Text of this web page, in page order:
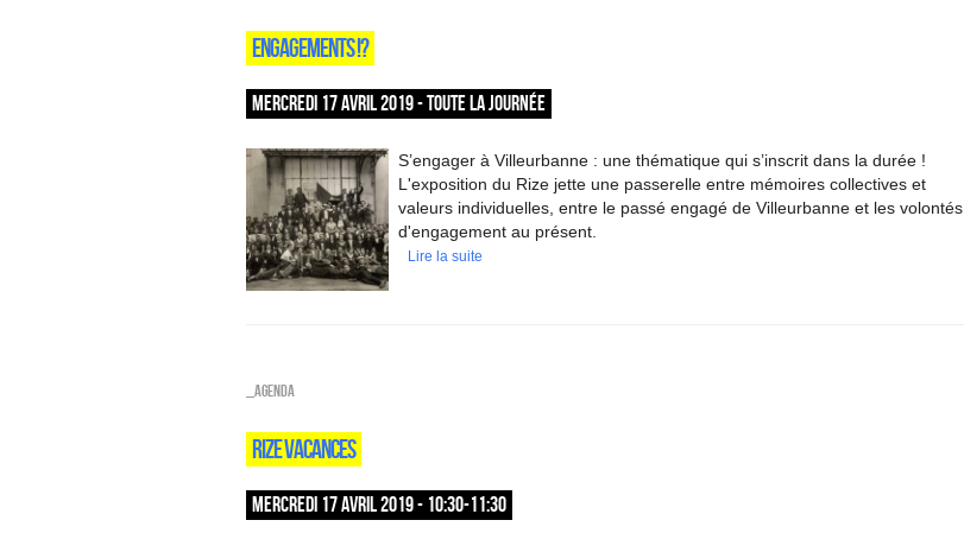
ENGAGEMENTS !?
MERCREDI 17 AVRIL 2019 - TOUTE LA JOURNÉE
S’engager à Villeurbanne : une thématique qui s’inscrit dans la durée !
L'exposition du Rize jette une passerelle entre mémoires collectives et
valeurs individuelles, entre le passé engagé de Villeurbanne et les volontés
d'engagement au présent.
Lire la suite
_Agenda
RIZE VACANCES
MERCREDI 17 AVRIL 2019 - 10:30-11:30